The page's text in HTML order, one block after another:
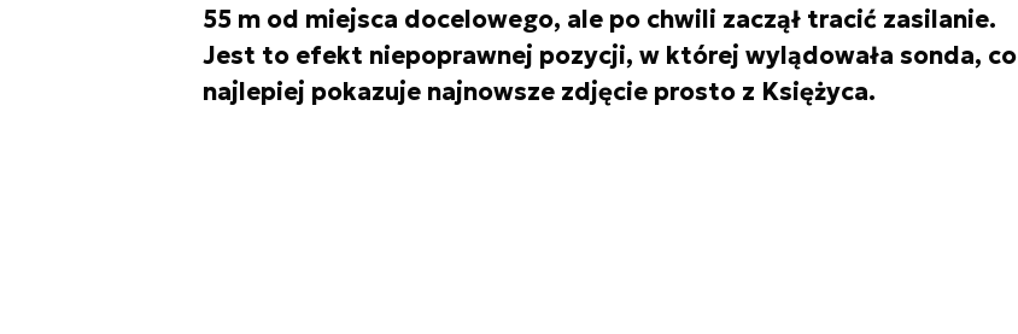
55 m od miejsca docelowego, ale po chwili zaczął tracić zasilanie.
Jest to efekt niepoprawnej pozycji, w której wylądowała sonda, co
najlepiej pokazuje najnowsze zdjęcie prosto z Księżyca.